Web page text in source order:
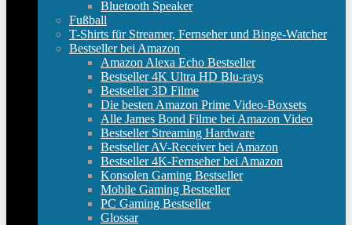
Bluetooth Speaker
Fußball
T-Shirts für Streamer, Fernseher und Binge-Watcher
Bestseller bei Amazon
Amazon Alexa Echo Bestseller
Bestseller 4K Ultra HD Blu-rays
Bestseller 3D Filme
Die besten Amazon Prime Video-Boxsets
Alle James Bond Filme bei Amazon Video
Bestseller Streaming Hardware
Bestseller AV-Receiver bei Amazon
Bestseller 4K-Fernseher bei Amazon
Konsolen Gaming Bestseller
Mobile Gaming Bestseller
PC Gaming Bestseller
Glossar